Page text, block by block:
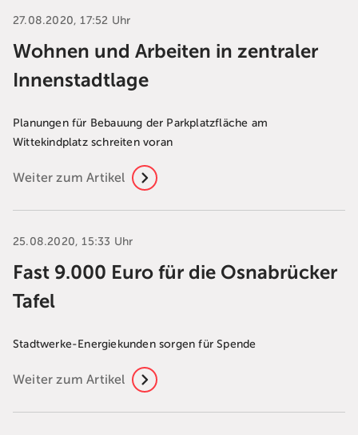
27.08.2020, 17:52 Uhr
Wohnen und Arbeiten in zentraler
Innenstadtlage
Planungen für Bebauung der Parkplatzfläche am
Wittekindplatz schreiten voran
Weiter zum Artikel
25.08.2020, 15:33 Uhr
Fast 9.000 Euro für die Osnabrücker
Tafel
Stadtwerke-Energiekunden sorgen für Spende
Weiter zum Artikel